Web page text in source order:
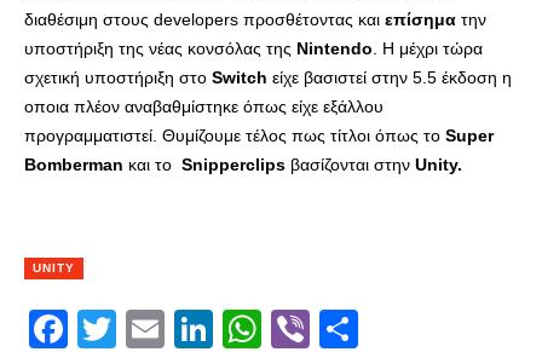
διαθέσιμη στους developers προσθέτοντας και επίσημα την
υποστήριξη της νέας κονσόλας της Nintendo . Η μέχρι τώρα
σχετική υποστήριξη στο Switch είχε βασιστεί στην 5.5 έκδοση η
οποια πλέον αναβαθμίστηκε όπως είχε εξάλλου
προγραμματιστεί. Θυμίζουμε τέλος πως τίτλοι όπως το Super
Bomberman και το Snipperclips βασίζονται στην Unity.
UNITY
Facebook
Twitter
EmailLinkedIn
WhatsApp
Viber